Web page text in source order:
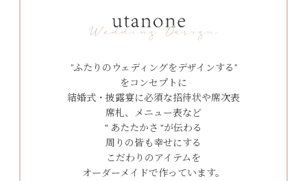
”ふたりのウェディングをデザインする”
をコンセプトに
結婚式・披露宴に必須な招待状や席次表
席札、メニュー表など
" あたたかさ "が伝わる
周りの皆も幸せにする
こだわりのアイテムを
オーダーメイドで作っています。